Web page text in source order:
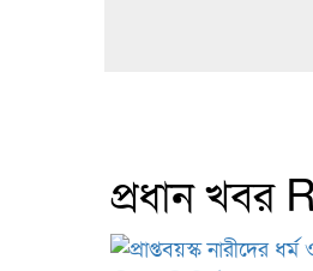
প্রধান খবর